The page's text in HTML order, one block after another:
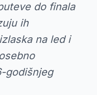
do finala
ih
na led i
godišnjeg